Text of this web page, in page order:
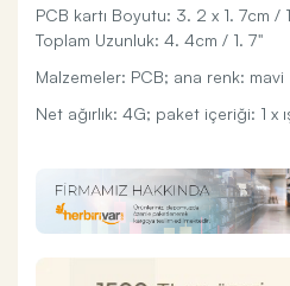
PCB kartı Boyutu: 3. 2 x 1. 7cm /
Toplam Uzunluk: 4. 4cm / 1. 7"
Malzemeler: PCB; ana renk: mavi
Net ağırlık: 4G; paket içeriği: 1 x